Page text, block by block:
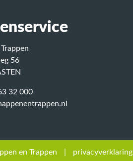
56
32 000
en Trappen privacyverklaring